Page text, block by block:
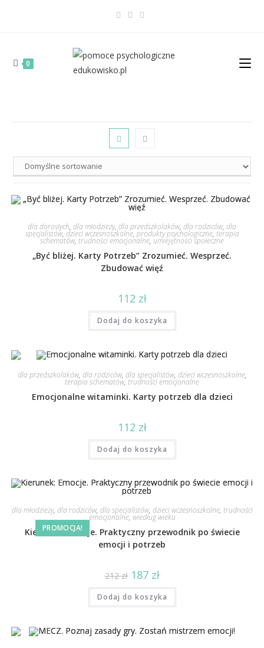
0
dla dorosłych, dla młodzieży, dla przedszkolaków, dla rodziców, dla
specjalistów, dzieci wczesnoszkolne, produkty psychologiczne, terapia
schematów, trudności emocjonalne, umiejętności społeczne
„Być bliżej. Karty Potrzeb” Zrozumieć. Wesprzeć.
Zbudować więź
112 zł
Dodaj do koszyka
dla przedszkolaków, dla rodziców, dla specjalistów, dzieci wczesnoszkolne,
terapia schematów, trudności emocjonalne
Emocjonalne witaminki. Karty potrzeb dla dzieci
112 zł
Dodaj do koszyka
PROMOCJA!
dla młodzieży, dla rodziców, dla specjalistów, dzieci wczesnoszkolne, trudności
emocjonalne, wiedług wieku
Kierunek: Emocje. Praktyczny przewodnik po świecie
emocji i potrzeb
212zł 187 zł
Dodaj do koszyka